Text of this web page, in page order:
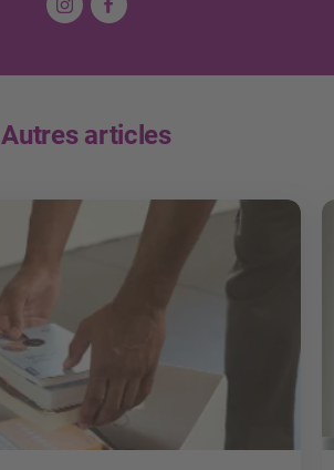
Autres articles